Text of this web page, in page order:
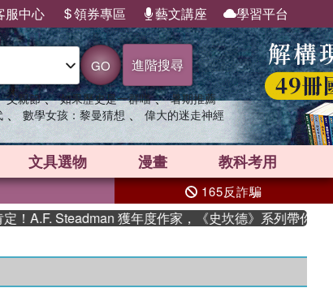
服中心 領券專區 藝文講座 學習平台
GO 進階搜尋
父親節 、 如果歷史是一群喵 、 暑期推薦
、 數學女孩：黎曼猜想 、 偉大的迷走神經
文具選物 漫畫 教科考用
165反詐騙
獲年度作家，《史坎德》系列帶你踏上熱血奇